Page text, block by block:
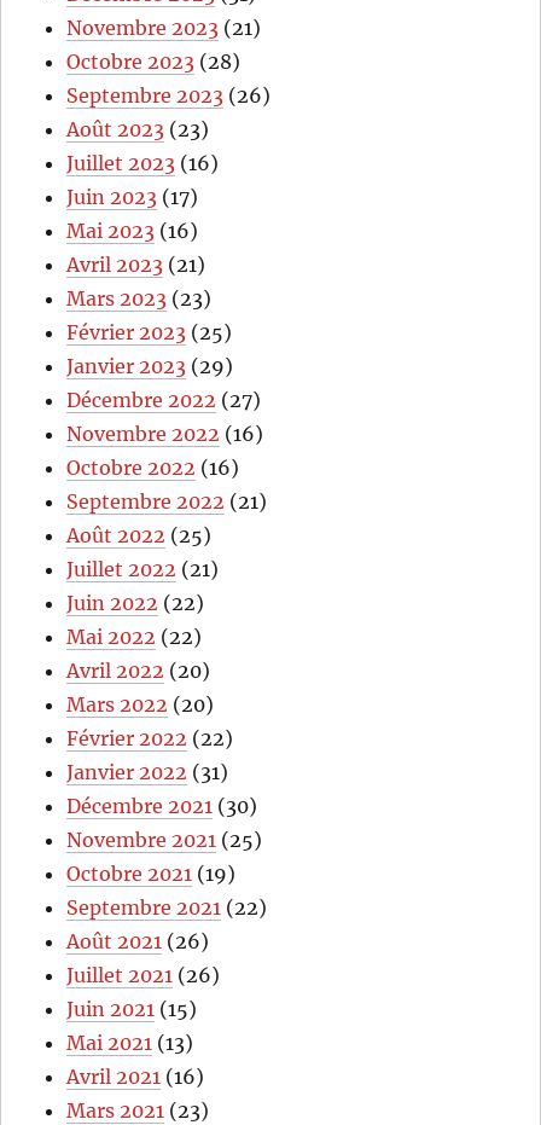
Novembre 2023 (21)
Octobre 2023 (28)
Septembre 2023 (26)
Août 2023 (23)
Juillet 2023 (16)
Juin 2023 (17)
Mai 2023 (16)
Avril 2023 (21)
Mars 2023 (23)
Février 2023 (25)
Janvier 2023 (29)
Décembre 2022 (27)
Novembre 2022 (16)
Octobre 2022 (16)
Septembre 2022 (21)
Août 2022 (25)
Juillet 2022 (21)
Juin 2022 (22)
Mai 2022 (22)
Avril 2022 (20)
Mars 2022 (20)
Février 2022 (22)
Janvier 2022 (31)
Décembre 2021 (30)
Novembre 2021 (25)
Octobre 2021 (19)
Septembre 2021 (22)
Août 2021 (26)
Juillet 2021 (26)
Juin 2021 (15)
Mai 2021 (13)
Avril 2021 (16)
Mars 2021 (23)